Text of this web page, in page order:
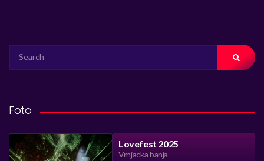
FOR:
Foto
Lovefest 2025
Vrnjacka banja